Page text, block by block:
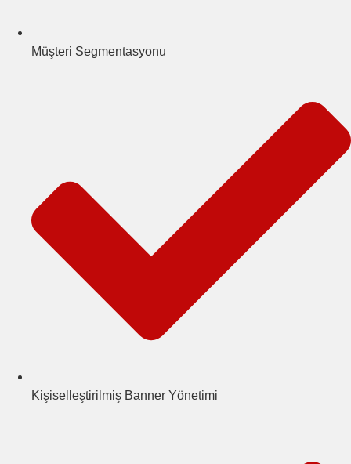
Müşteri Segmentasyonu
Kişiselleştirilmiş Banner Yönetimi